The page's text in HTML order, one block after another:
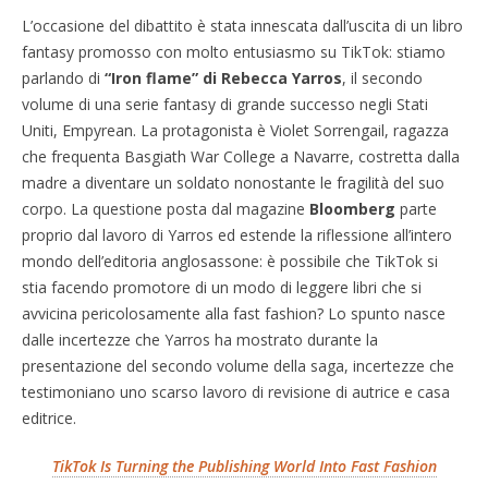
L’occasione del dibattito è stata innescata dall’uscita di un libro
fantasy promosso con molto entusiasmo su TikTok: stiamo
parlando di “Iron flame” di Rebecca Yarros, il secondo
volume di una serie fantasy di grande successo negli Stati
Uniti, Empyrean. La protagonista è Violet Sorrengail, ragazza
che frequenta Basgiath War College a Navarre, costretta dalla
madre a diventare un soldato nonostante le fragilità del suo
corpo. La questione posta dal magazine Bloomberg parte
proprio dal lavoro di Yarros ed estende la riflessione all’intero
mondo dell’editoria anglosassone: è possibile che TikTok si
stia facendo promotore di un modo di leggere libri che si
avvicina pericolosamente alla fast fashion? Lo spunto nasce
dalle incertezze che Yarros ha mostrato durante la
presentazione del secondo volume della saga, incertezze che
testimoniano uno scarso lavoro di revisione di autrice e casa
editrice.
TikTok Is Turning the Publishing World Into Fast Fashion